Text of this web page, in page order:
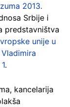
2013.
Srbije i
predstavništva
unije u
.
kancelarija